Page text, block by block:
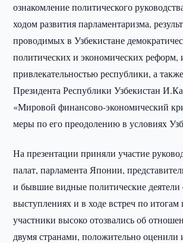
ознакомление политического
ходом развития парламентаризма,
проводимых в Узбекистане
политических и экономических реформ,
привлекательностью республики, а
Президента Республики Узбекистан
«Мировой финансово-экономический
меры по его преодолению в условиях
На презентации приняли участие
палат, парламента Японии,
и бывшие видные политические
выступлениях и в ходе встреч по итогам
участники высоко отозвались об
двумя странами, положительно оценили